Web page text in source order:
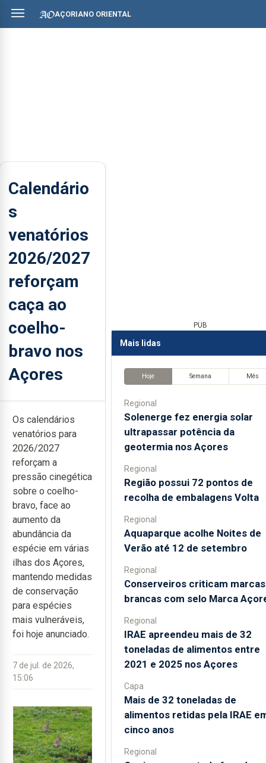
AÇORIANO ORIENTAL
Calendário
s
venatórios
2026/2027
reforçam
caça ao
coelho-
bravo nos
Açores
Os calendários
venatórios para
2026/2027
reforçam a
pressão cinegética
sobre o coelho-
bravo, face ao
aumento da
abundância da
espécie em várias
ilhas dos Açores,
mantendo medidas
de conservação
para espécies
mais vulneráveis,
foi hoje anunciado.
7 de jul. de 2026,
15:06
PUB
Mais lidas
Hoje Semana Mês
Regional
Solenerge fez energia solar
ultrapassar potência da
geotermia nos Açores
Regional
Região possui 72 pontos de
recolha de embalagens Volta
Regional
Aquaparque acolhe Noites de
Verão até 12 de setembro
Regional
Conserveiros criticam marcas
brancas com selo Marca
Regional
IRAE apreendeu mais de 32
toneladas de alimentos entre
2021 e 2025 nos Açores
Capa
Mais de 32 toneladas de
alimentos retidas pela IRAE
cinco anos
Regional